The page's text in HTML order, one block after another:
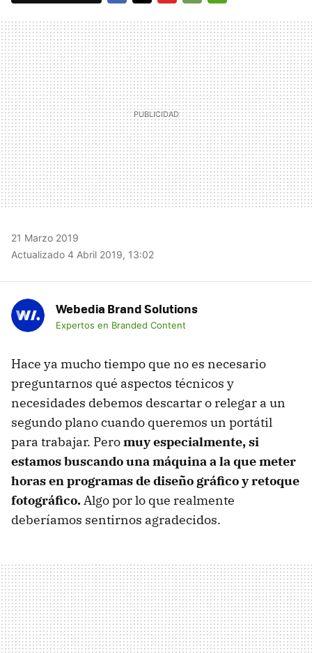
MAIL
21 Marzo 2019
Actualizado 4 Abril 2019, 13:02
Webedia Brand Solutions
Expertos en Branded Content
Hace ya mucho tiempo que no es necesario
preguntarnos qué aspectos técnicos y
necesidades debemos descartar o relegar a un
segundo plano cuando queremos un portátil
para trabajar. Peromuy especialmente, si
estamos buscando una máquina a la que meter
horas en programas de diseño gráfico y retoque
fotográfico.Algo por lo que realmente
deberíamos sentirnos agradecidos.